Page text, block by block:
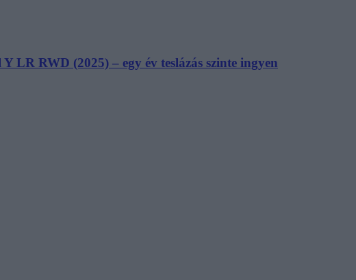
LR RWD (2025) – egy év teslázás szinte ingyen